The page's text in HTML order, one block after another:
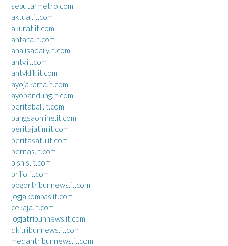
seputarmetro.com
aktual.it.com
akurat.it.com
antara.it.com
analisadaily.it.com
antv.it.com
antvklik.it.com
ayojakarta.it.com
ayobandung.it.com
beritabali.it.com
bangsaonline.it.com
beritajatim.it.com
beritasatu.it.com
bernas.it.com
bisnis.it.com
brilio.it.com
bogortribunnews.it.com
jogjakompas.it.com
cekaja.it.com
jogjatribunnews.it.com
dkitribunnews.it.com
medantribunnews.it.com